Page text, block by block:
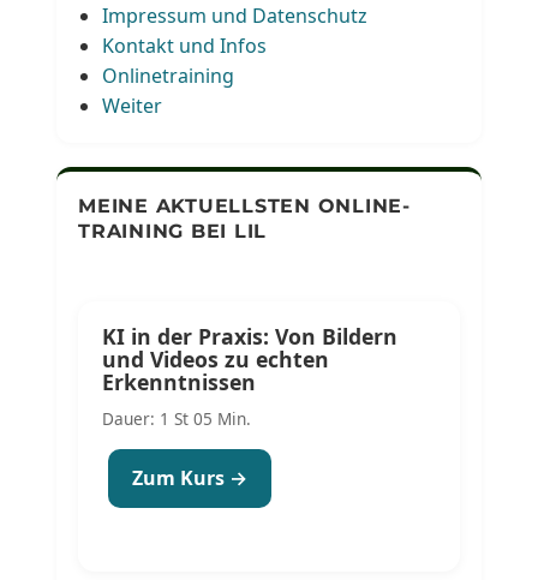
Impressum und Datenschutz
Kontakt und Infos
Onlinetraining
Weiter
MEINE AKTUELLSTEN ONLINE-
TRAINING BEI LIL
KI in der Praxis: Von Bildern
und Videos zu echten
Erkenntnissen
Dauer: 1 St 05 Min.
Zum Kurs →